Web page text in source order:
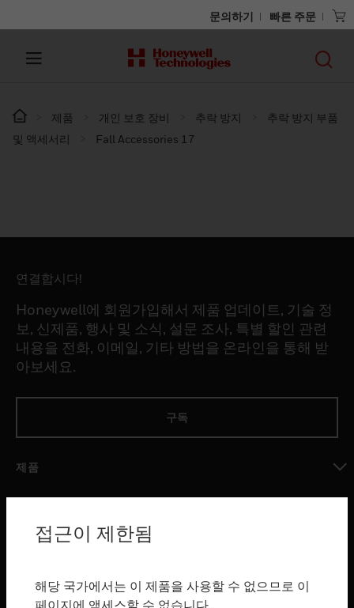
문의하기 빠른 주문
제품 개인 보호 장비 추락 방지
추락 방지 부품
및 액세서리
Fall Accessories 17
연결합시다!
Honeywell에 회원가입해서 제품 업데이트, 기술 정
보, 신제품, 행사 및 소식, 설문 조사, 특별 할인 관련
내용을 전화, 이메일, 기타 방법을 온라인을 통해 받
아보세요.
구독
제품
toggle view
toggle view
toggle view
산업 분야
접근이 제한됨
해당 국가에서는 이 제품을 사용할 수 없으므로 이
페이지에 액세스할 수 없습니다.